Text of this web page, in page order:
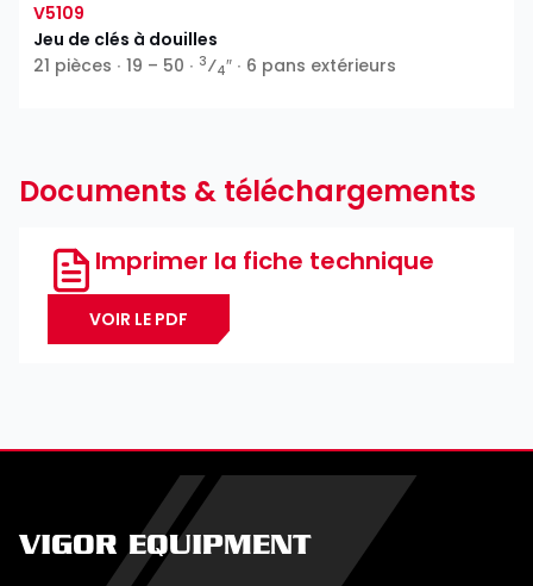
V5109
Jeu de clés à douilles
21 pièces ∙ 19 – 50 ∙ 3⁄4″ ∙ 6 pans extérieurs
Documents & téléchargements
Imprimer la fiche technique
VOIR LE PDF
VIGOR EQUIPMENT